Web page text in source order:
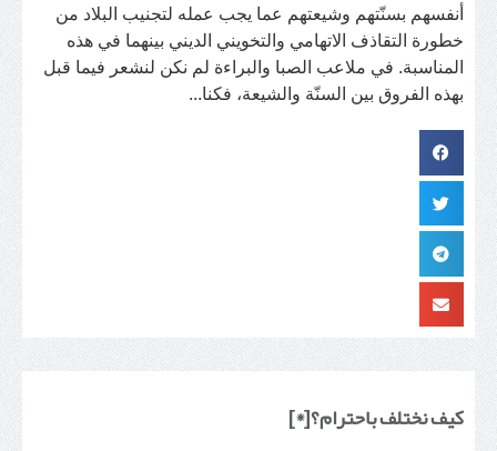
أنفسهم بسنّتهم وشيعتهم عما يجب عمله لتجنيب البلاد من
خطورة التقاذف الاتهامي والتخويني الديني بينهما في هذه
المناسبة. في ملاعب الصبا والبراءة لم نكن لنشعر فيما قبل
بهذه الفروق بين السنّة والشيعة، فكنا...
كيف نختلف باحترام؟[*]